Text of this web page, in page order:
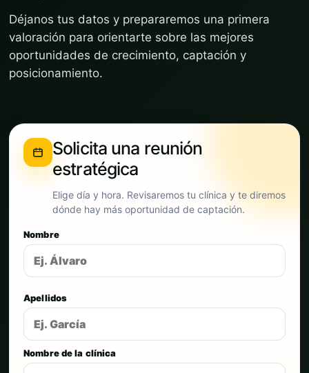
Déjanos tus datos y prepararemos una primera
valoración para orientarte sobre las mejores
oportunidades de crecimiento, captación y
posicionamiento.
Solicita una reunión
estratégica
Elige día y hora. Revisaremos tu clínica y te diremos
dónde hay más oportunidad de captación.
Nombre
Apellidos
Nombre de la clínica